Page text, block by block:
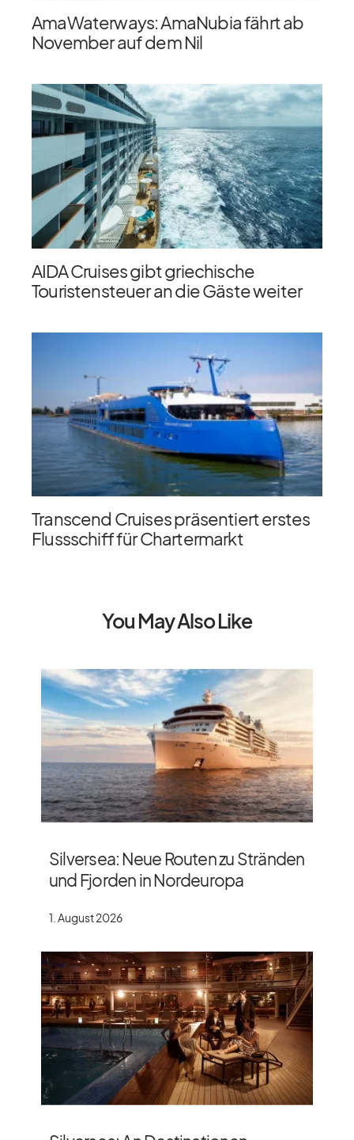
AmaWaterways: AmaNubia fährt ab
November auf dem Nil
AIDA Cruises gibt griechische
Touristensteuer an die Gäste weiter
Transcend Cruises präsentiert erstes
Flussschiff für Chartermarkt
You May Also Like
Silversea: Neue Routen zu Stränden
und Fjorden in Nordeuropa
1. August 2026